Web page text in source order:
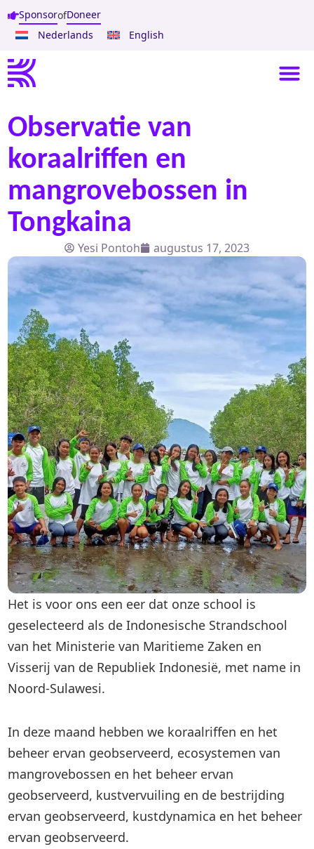
SponsorofDoneer
Nederlands
English
Observatie van
koraalriffen en
mangrovebossen in
Tongkaina
Yesi Pontoh augustus 17, 2023
Het is voor ons een eer dat onze school is
geselecteerd als de Indonesische Strandschool
van het Ministerie van Maritieme Zaken en
Visserij van de Republiek Indonesië, met name in
Noord-Sulawesi.
In deze maand hebben we koraalriffen en het
beheer ervan geobserveerd, ecosystemen van
mangrovebossen en het beheer ervan
geobserveerd, kustvervuiling en de bestrijding
ervan geobserveerd, kustdynamica en het beheer
ervan geobserveerd.